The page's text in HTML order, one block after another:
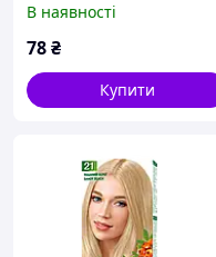
В наявності
78₴
Купити